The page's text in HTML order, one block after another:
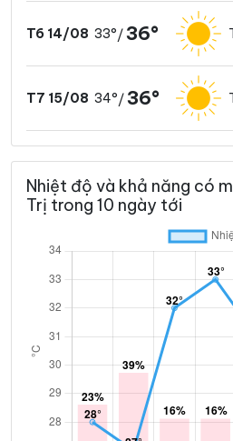
T6 14/08 33°/ 36°
T7 15/08 34°/ 36°
Nhiệt độ và khả năng có
Trị trong 10 ngày tới